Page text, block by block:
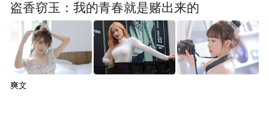
盗香窃玉：我的青春就是赌出来的
爽文